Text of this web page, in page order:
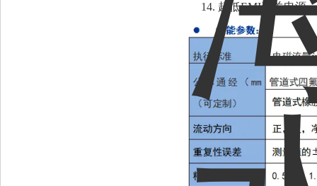
14. 超低EMI开关电源